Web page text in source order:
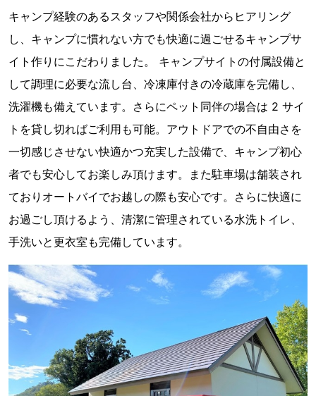
キャンプ経験のあるスタッフや関係会社からヒアリング
し、キャンプに慣れない方でも快適に過ごせるキャンプサ
イト作りにこだわりました。 キャンプサイトの付属設備と
して調理に必要な流し台、冷凍庫付きの冷蔵庫を完備し、
洗濯機も備えています。さらにペット同伴の場合は 2 サイ
トを貸し切ればご利用も可能。アウトドアでの不⾃由さを
一切感じさせない快適かつ充実した設備で、キャンプ初心
者でも安心してお楽しみ頂けます。また駐車場は舗装され
ておりオートバイでお越しの際も安心です。さらに快適に
お過ごし頂けるよう、清潔に管理されている水洗トイレ、
手洗いと更衣室も完備しています。